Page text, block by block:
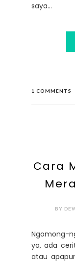
saya...
1 COMMENTS
Cara
BY
Ngomong-
ya, ada
atau